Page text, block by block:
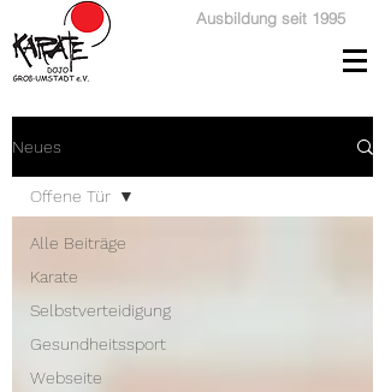
Ausbildung seit 1995
Neues
Alle Beiträge
Karate
Selbstverteidigung
Gesundheitssport
Webseite
Offene Tür